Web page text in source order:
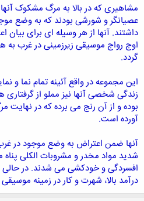
مشاهیری که در بالا به مرگ مشکوک
عصیانگر و شورشی بودند که به وضع
داشتند. آنها از هر وسیله ای برای بیان
گردد.
این مجموعه در واقع آئینه تمام نما و
زندگی شخصی آنها نیز مملو از
بوده و از آن رنج می برده که در نهایت
آورده است.
آنها ضمن اعتراض به وضع موجود در
شدید مواد مخدر و مشروبات الکلی پناه
افسردگی و خودکشی می شدند. در حالی
درآمد بالا، شهرت و کار در زمینه